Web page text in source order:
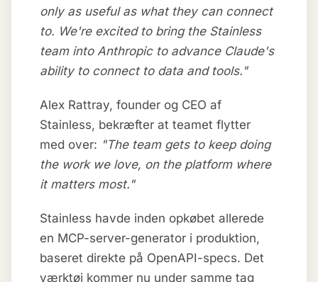
only as useful as what they can connect
to. We're excited to bring the Stainless
team into Anthropic to advance Claude's
ability to connect to data and tools."
Alex Rattray, founder og CEO af
Stainless, bekræfter at teamet flytter
med over: "The team gets to keep doing
the work we love, on the platform where
it matters most."
Stainless havde inden opkøbet allerede
en MCP-server-generator i produktion,
baseret direkte på OpenAPI-specs. Det
værktøj kommer nu under samme tag